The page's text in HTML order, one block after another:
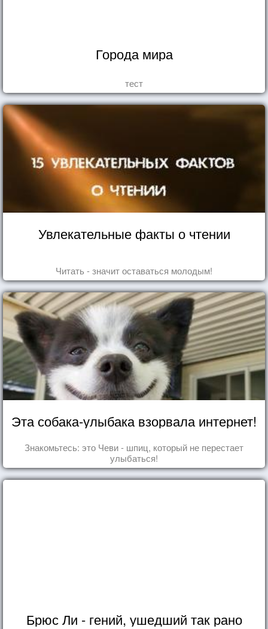
Города мира
тест
Увлекательные факты о чтении
Читать - значит оставаться молодым!
Эта собака-улыбака взорвала интернет!
Знакомьтесь: это Чеви - шпиц, который не перестает
улыбаться!
Брюс Ли - гений, ушедший так рано